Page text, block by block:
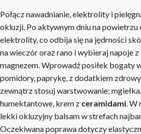
Połącz nawadnianie, elektrolity i
okluzji. Po aktywnym dniu na
elektrolity, co odbija się na jędrności
na wieczór oraz rano i wybieraj napoje z
magnezem. Wprowadź posiłek bogaty
pomidory, paprykę, z dodatkiem
zewnątrz stosuj warstwowanie:
humektantowe, krem z ceramidami. W
lekki okluzyjny balsam w strefach
Oczekiwana poprawa dotyczy